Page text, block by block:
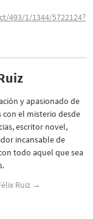
493/1/1344/5722124?
y apasionado de
con el misterio desde
escritor novel,
incansable de
todo aquel que sea
Ruiz →